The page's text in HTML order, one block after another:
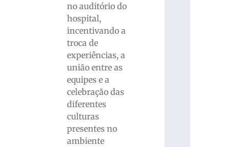
no auditório do
hospital,
incentivando a
troca de
experiências, a
união entre as
equipes e a
celebração das
diferentes
culturas
presentes no
ambiente